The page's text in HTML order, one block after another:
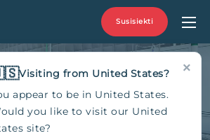
Susisiekti
nuo 1973
×
Visiting from United States?
appear to be in United States.
you like to visit our United
site?